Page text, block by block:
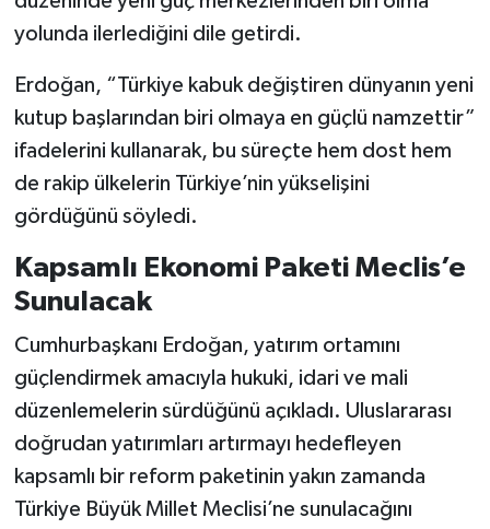
yolunda ilerlediğini dile getirdi.
Erdoğan, “Türkiye kabuk değiştiren dünyanın yeni
kutup başlarından biri olmaya en güçlü namzettir”
ifadelerini kullanarak, bu süreçte hem dost hem
de rakip ülkelerin Türkiye’nin yükselişini
gördüğünü söyledi.
Kapsamlı Ekonomi Paketi Meclis’e
Sunulacak
Cumhurbaşkanı Erdoğan, yatırım ortamını
güçlendirmek amacıyla hukuki, idari ve mali
düzenlemelerin sürdüğünü açıkladı. Uluslararası
doğrudan yatırımları artırmayı hedefleyen
kapsamlı bir reform paketinin yakın zamanda
Türkiye Büyük Millet Meclisi’ne sunulacağını